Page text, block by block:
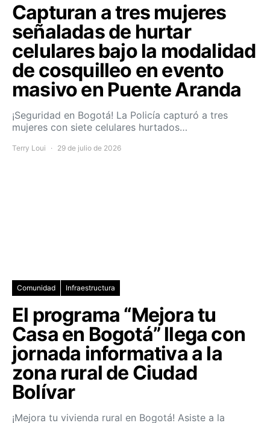
Capturan a tres mujeres
señaladas de hurtar
celulares bajo la modalidad
de cosquilleo en evento
masivo en Puente Aranda
¡Seguridad en Bogotá! La Policía capturó a tres
mujeres con siete celulares hurtados…
Terry Loui 29 de julio de 2026
Comunidad Infraestructura
El programa “Mejora tu
Casa en Bogotá” llega con
jornada informativa a la
zona rural de Ciudad
Bolívar
¡Mejora tu vivienda rural en Bogotá! Asiste a la